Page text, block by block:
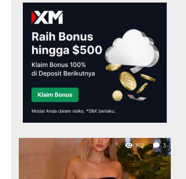
162 3